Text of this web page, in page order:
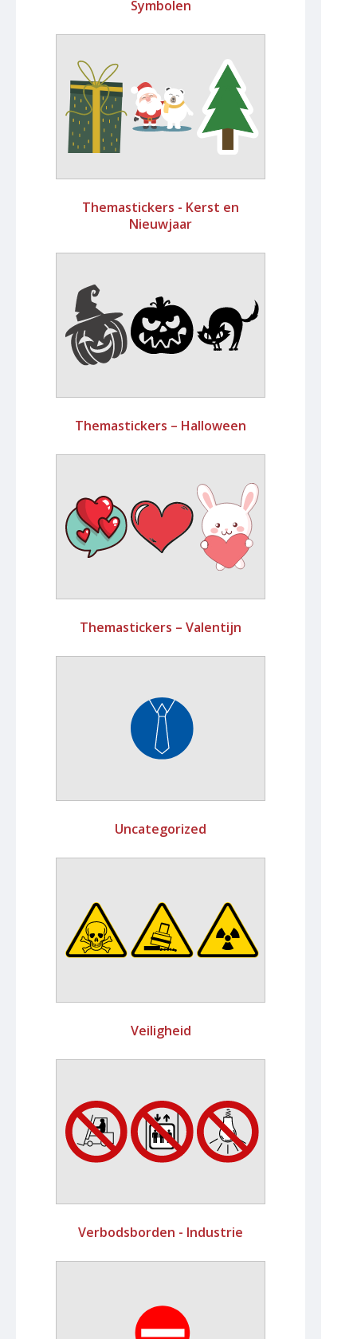
Symbolen
Themastickers - Kerst en
Nieuwjaar
Themastickers – Halloween
Themastickers – Valentijn
Uncategorized
Veiligheid
Verbodsborden - Industrie